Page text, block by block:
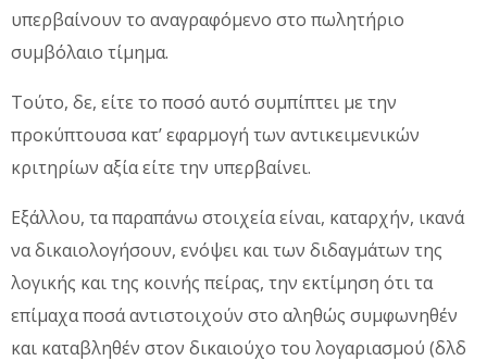
υπερβαίνουν το αναγραφόμενο στο πωλητήριο
συμβόλαιο τίμημα.
Τούτο, δε, είτε το ποσό αυτό συμπίπτει με την
προκύπτουσα κατ’ εφαρμογή των αντικειμενικών
κριτηρίων αξία είτε την υπερβαίνει.
Εξάλλου, τα παραπάνω στοιχεία είναι, καταρχήν, ικανά
να δικαιολογήσουν, ενόψει και των διδαγμάτων της
λογικής και της κοινής πείρας, την εκτίμηση ότι τα
επίμαχα ποσά αντιστοιχούν στο αληθώς συμφωνηθέν
και καταβληθέν στον δικαιούχο του λογαριασμού (δλδ